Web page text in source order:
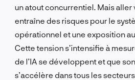
un atout concurrentiel. Mais aller
entraîne des risques pour le
opérationnel et une exposition
Cette tension s’intensifie à
de l’IA se développent et que
s’accélère dans tous les secteurs.